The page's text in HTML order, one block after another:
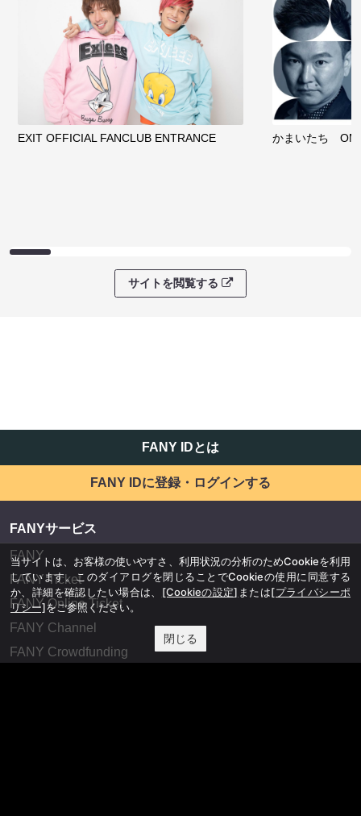
EXIT OFFICIAL FANCLUB ENTRANCE かまいたち
サイトを閲覧する
FANY IDとは
FANY IDに登録・ログインする
FANYサービス
FANY
FANY Ticket
FANY Online Ticket
FANY Channel
FANY Crowdfunding
当サイトは、お客様の使いやすさ、利用状況の分析のためCookieを利用
しています。このダイアログを閉じることでCookieの使用に同意する
か、詳細を確認したい場合は、 [Cookieの設定] または[プライバシーポ
リシー]をご参照ください。
閉じる